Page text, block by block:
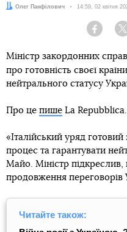
Автор:
Олег Панфілович Дата:
14:59, 02 квітня
Міністр закордонних
про готовність своєї
нейтрального статусу
Про це пише La Repubblica.
«Італійський уряд
процес та гарантувати
Майо. Міністр підкреслив,
продовження переговорів
Читайте також: